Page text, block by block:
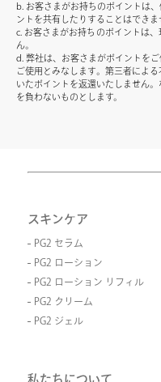
b. お客さまがお持ちのポイントは
ントを共有したりすることはできま
c. お客さまがお持ちのポイントは
ん。
d. 弊社は、お客さまがポイントを
ご使用とみなします。第三者によ
いたポイントを返還いたしません
を負わないものとします。
スキンケア
PG2 セラム
PG2 ローション
PG2 ローション リフィル
PG2 クリーム
PG2 ジェル
私たちについて